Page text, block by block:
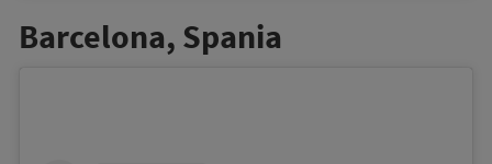
Barcelona, Spania